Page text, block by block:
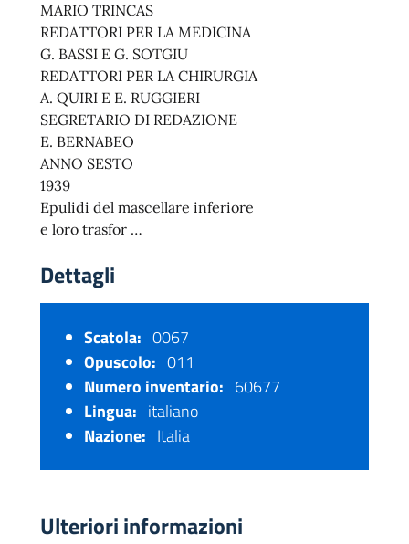
MARIO TRINCAS
REDATTORI PER LA MEDICINA
G. BASSI E G. SOTGIU
REDATTORI PER LA CHIRURGIA
A. QUIRI E E. RUGGIERI
SEGRETARIO DI REDAZIONE
E. BERNABEO
ANNO SESTO
1939
Epulidi del mascellare inferiore
e loro trasfor …
Dettagli
Scatola: 0067
Opuscolo: 011
Numero inventario: 60677
Lingua: italiano
Nazione: Italia
Ulteriori informazioni